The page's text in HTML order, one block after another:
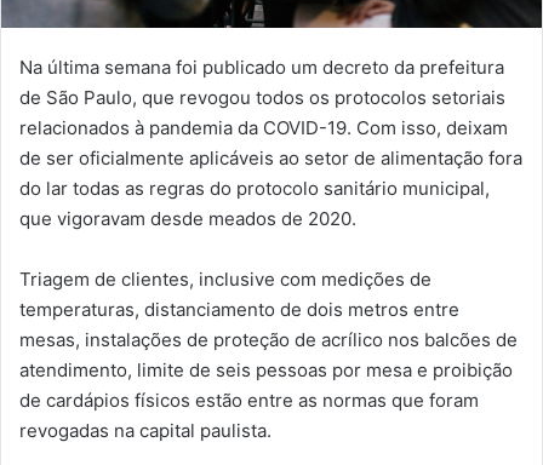
Na última semana foi publicado um decreto da prefeitura
de São Paulo, que revogou todos os protocolos setoriais
relacionados à pandemia da COVID-19. Com isso, deixam
de ser oficialmente aplicáveis ao setor de alimentação fora
do lar todas as regras do protocolo sanitário municipal,
que vigoravam desde meados de 2020.
Triagem de clientes, inclusive com medições de
temperaturas, distanciamento de dois metros entre
mesas, instalações de proteção de acrílico nos balcões de
atendimento, limite de seis pessoas por mesa e proibição
de cardápios físicos estão entre as normas que foram
revogadas na capital paulista.